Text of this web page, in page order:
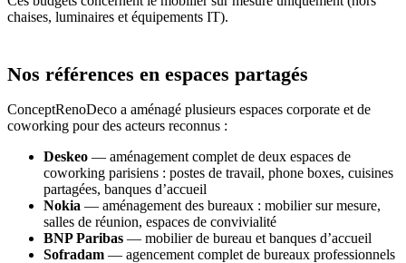
chaises, luminaires et équipements IT).
Nos références en espaces partagés
ConceptRenoDeco a aménagé plusieurs espaces corporate et de
coworking pour des acteurs reconnus :
Deskeo — aménagement complet de deux espaces de
coworking parisiens : postes de travail, phone boxes, cuisines
partagées, banques d’accueil
Nokia — aménagement des bureaux : mobilier sur mesure,
salles de réunion, espaces de convivialité
BNP Paribas — mobilier de bureau et banques d’accueil
Sofradam — agencement complet de bureaux professionnels